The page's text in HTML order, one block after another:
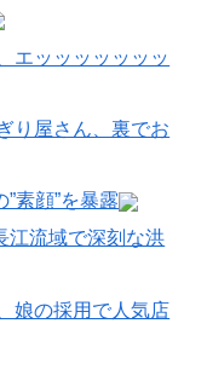
エッッッッッッッ
り屋さん、裏でお
素顔”を暴露
江流域で深刻な洪
娘の採用で人気店